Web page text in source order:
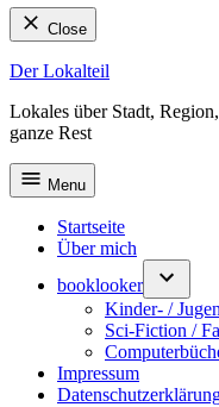
Close
Skip
content
Der Lokalteil
Lokales über Stadt,
ganze Rest
Menu
Startseite
Über mich
booklooker
Kinder- /
Sci-Fiction /
Impressum